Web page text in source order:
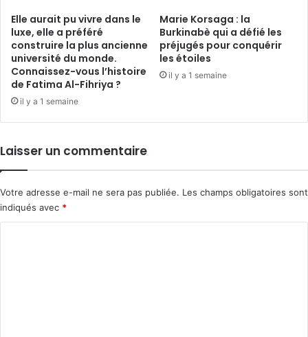
Elle aurait pu vivre dans le
luxe, elle a préféré
construire la plus ancienne
université du monde.
Connaissez-vous l’histoire
de Fatima Al-Fihriya ?
il y a 1 semaine
Marie Korsaga : la
Burkinabè qui a défié les
préjugés pour conquérir
les étoiles
il y a 1 semaine
Laisser un commentaire
Votre adresse e-mail ne sera pas publiée. Les champs obligatoires sont
indiqués avec *